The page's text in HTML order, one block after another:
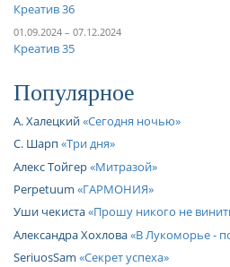
Креатив 36
01.09.2024 – 07.12.2024
Креатив 35
Популярное
А. Халецкий Сегодня ночью
С. Шарп Три дня
Алекс Тойгер Митразой
Perpetuum
ГАРМОНИЯ
Уши чекиста Прошу никого не
Александра Хохлова В Лукоморье -
SeriuosSam Секрет успеха